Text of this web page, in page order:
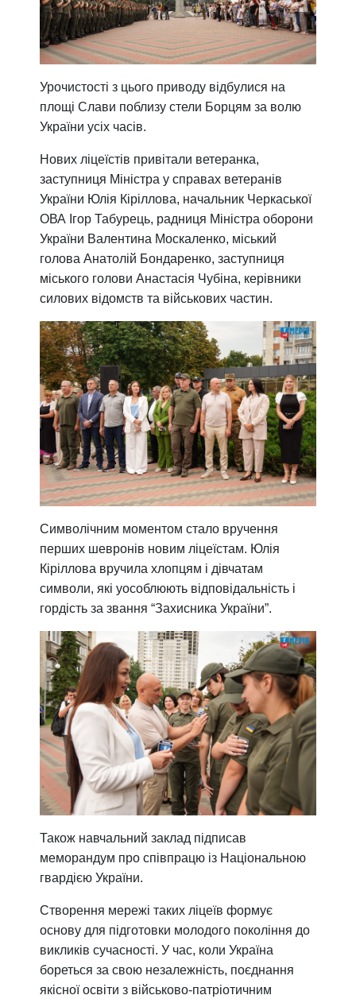
Урочистості з цього приводу відбулися на
площі Слави поблизу стели Борцям за волю
України усіх часів.
Нових ліцеїстів привітали ветеранка,
заступниця Міністра у справах ветеранів
України Юлія Кіріллова, начальник Черкаської
ОВА Ігор Табурець, радниця Міністра оборони
України Валентина Москаленко, міський
голова Анатолій Бондаренко, заступниця
міського голови Анастасія Чубіна, керівники
силових відомств та військових частин.
Символічним моментом стало вручення
перших шевронів новим ліцеїстам. Юлія
Кіріллова вручила хлопцям і дівчатам
символи, які уособлюють відповідальність і
гордість за звання “Захисника України”.
Також навчальний заклад підписав
меморандум про співпрацю із Національною
гвардією України.
Створення мережі таких ліцеїв формує
основу для підготовки молодого покоління до
викликів сучасності. У час, коли Україна
бореться за свою незалежність, поєднання
якісної освіти з військово-патріотичним